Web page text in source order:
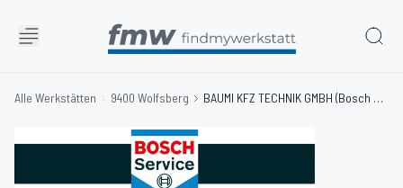
Alle Werkstätten 9400 Wolfsberg BAUMI KFZ TECHNIK GMBH (Bosch Car Service)